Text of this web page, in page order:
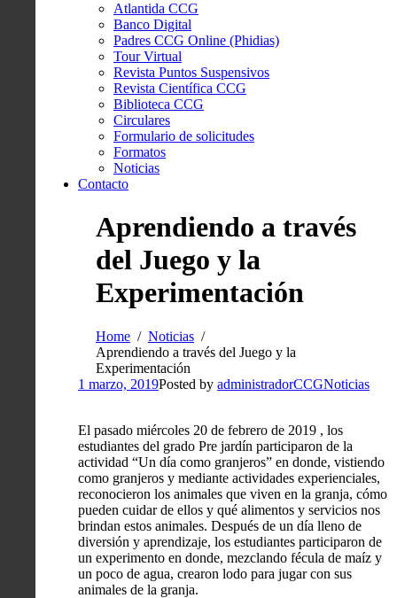
Atlantida CCG
Banco Digital
Padres CCG Online (Phidias)
Tour Virtual
Revista Puntos Suspensivos
Revista Científica CCG
Biblioteca CCG
Circulares
Formulario de solicitudes
Formatos
Noticias
Contacto
Aprendiendo a través
del Juego y la
Experimentación
Home
Noticias
Aprendiendo a través del Juego y la
Experimentación
1 marzo, 2019Posted by administradorCCGNoticias
El pasado miércoles 20 de febrero de 2019 , los
estudiantes del grado Pre jardín participaron de la
actividad “Un día como granjeros” en donde, vistiendo
como granjeros y mediante actividades experienciales,
reconocieron los animales que viven en la granja, cómo
pueden cuidar de ellos y qué alimentos y servicios nos
brindan estos animales. Después de un día lleno de
diversión y aprendizaje, los estudiantes participaron de
un experimento en donde, mezclando fécula de maíz y
un poco de agua, crearon lodo para jugar con sus
animales de la granja.